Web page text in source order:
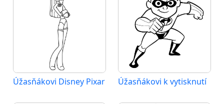
Úžasňákovi Disney Pixar Úžasňákovi k vytisknutí